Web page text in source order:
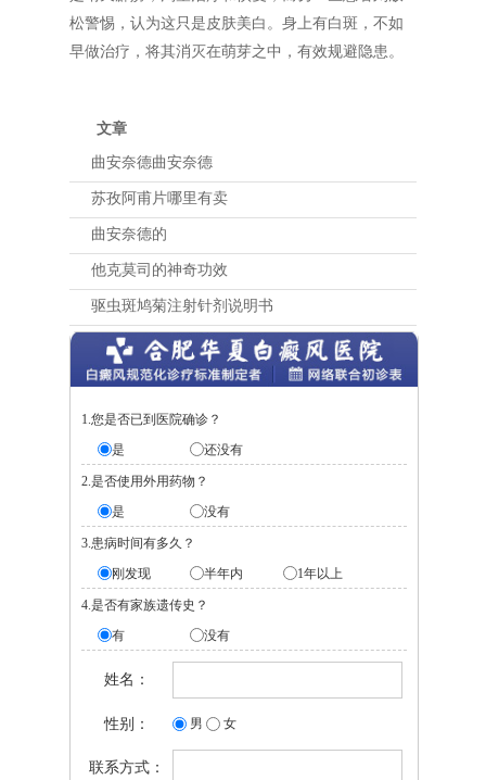
松警惕，认为这只是皮肤美白。身上有白斑，不如
早做治疗，将其消灭在萌芽之中，有效规避隐患。
文章
曲安奈德曲安奈德
苏孜阿甫片哪里有卖
曲安奈德的
他克莫司的神奇功效
驱虫斑鸠菊注射针剂说明书
1.您是否已到医院确诊？
是
还没有
2.是否使用外用药物？
是
没有
3.患病时间有多久？
刚发现
半年内 1年以上
4.是否有家族遗传史？
有
没有
姓名：
性别： 男 女
联系方式：